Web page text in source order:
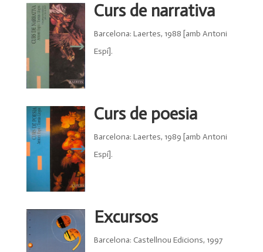
Curs de narrativa
Barcelona: Laertes, 1988 [amb Antoni
Espí].
Curs de poesia
Barcelona: Laertes, 1989 [amb Antoni
Espí].
Excursos
Barcelona: Castellnou Edicions, 1997